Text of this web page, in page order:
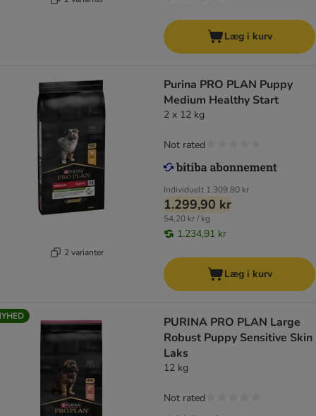
Læg i kurv
2 varianter
Purina PRO PLAN Puppy
Medium Healthy Start
2 x 12 kg
Individuelt 1.309,80 kr
1.299,90 kr
54,20 kr / kg
1.234,91 kr
Not rated
Læg i kurv
PURINA PRO PLAN Large
Robust Puppy Sensitive Skin
Laks
12 kg
Not rated